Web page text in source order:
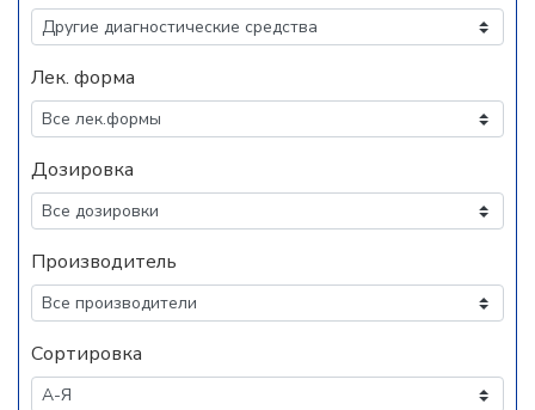
Лек. форма
Дозировка
Производитель
Сортировка